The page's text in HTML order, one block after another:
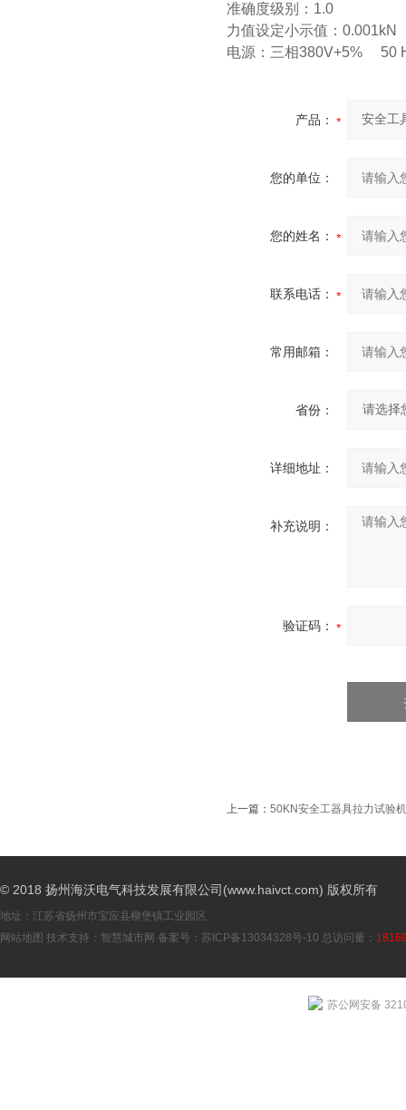
准确度级别：1.0
力值设定小示值：0.001kN
电源：三相380V+5% 50
产品：
您的单位：
您的姓名：
联系电话：
常用邮箱：
省份：
详细地址：
补充说明：
验证码：
上一篇： 50KN安全工器具拉力试验机
© 2018 扬州海沃电气科技发展有限公司(www.haivct.com) 版权所有
地址：江苏省扬州市宝应县柳堡镇工业园区
网站地图 技术支持： 智慧城市网 备案号： 苏ICP备13034328号-10 总访问量：
苏公网安备